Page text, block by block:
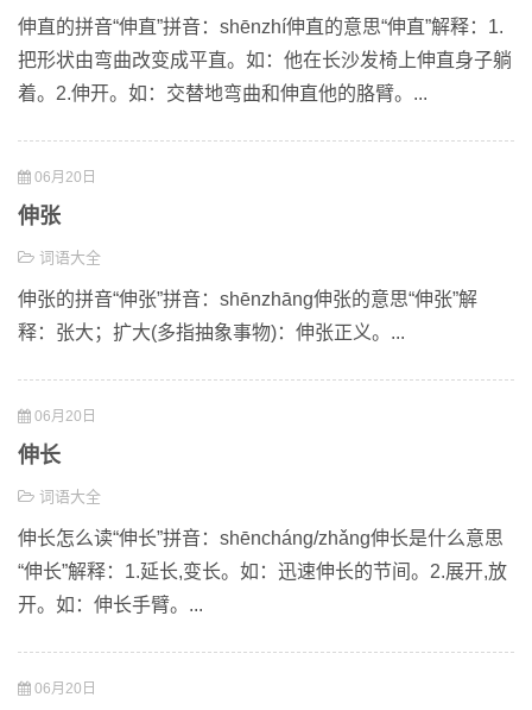
伸直的拼音“伸直”拼音：shēnzhí伸直的意思“伸直”解释：1.
把形状由弯曲改变成平直。如：他在长沙发椅上伸直身子躺
着。2.伸开。如：交替地弯曲和伸直他的胳臂。...
06月20日
伸张
词语大全
伸张的拼音“伸张”拼音：shēnzhāng伸张的意思“伸张”解
释：张大；扩大(多指抽象事物)：伸张正义。...
06月20日
伸长
词语大全
伸长怎么读“伸长”拼音：shēncháng/zhǎng伸长是什么意思
“伸长”解释：1.延长,变长。如：迅速伸长的节间。2.展开,放
开。如：伸长手臂。...
06月20日